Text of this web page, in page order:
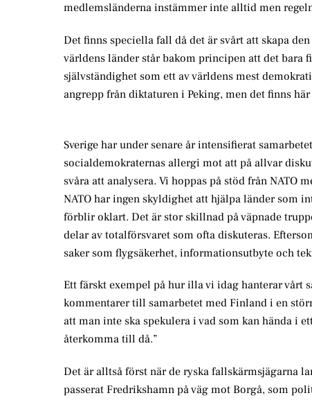
medlemsländerna instämmer inte alltid men
Det finns speciella fall då det är svårt att skapa
världens länder står bakom principen att det bara
självständighet som ett av världens mest
angrepp från diktaturen i Peking, men det finns
Sverige har under senare år intensifierat
socialdemokraternas allergi mot att på allvar
svåra att analysera. Vi hoppas på stöd från NATO
NATO har ingen skyldighet att hjälpa länder som
förblir oklart. Det är stor skillnad på väpnade
delar av totalförsvaret som ofta diskuteras.
saker som flygsäkerhet, informationsutbyte och
Ett färskt exempel på hur illa vi idag hanterar vårt
kommentarer till samarbetet med Finland i en
att man inte ska spekulera i vad som kan hända i
återkomma till då.”
Det är alltså först när de ryska fallskärmsjägarna
passerat Fredrikshamn på väg mot Borgå, som